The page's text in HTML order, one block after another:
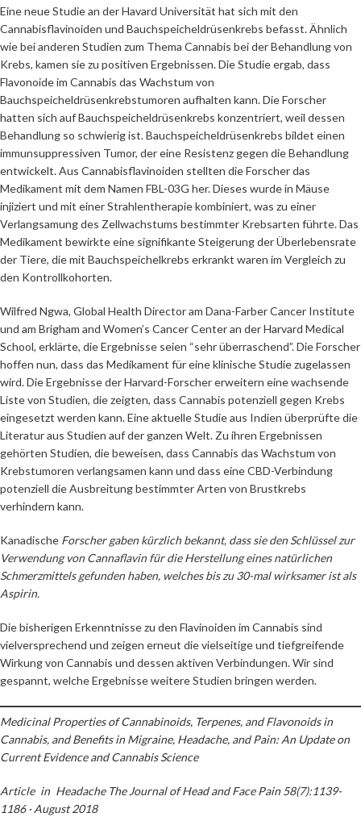
Eine neue Studie an der Havard Universität hat sich mit den
Cannabisflavinoiden und Bauchspeicheldrüsenkrebs befasst. Ähnlich
wie bei anderen Studien zum Thema Cannabis bei der Behandlung von
Krebs, kamen sie zu positiven Ergebnissen. Die Studie ergab, dass
Flavonoide im Cannabis das Wachstum von
Bauchspeicheldrüsenkrebstumoren aufhalten kann. Die Forscher
hatten sich auf Bauchspeicheldrüsenkrebs konzentriert, weil dessen
Behandlung so schwierig ist. Bauchspeicheldrüsenkrebs bildet einen
immunsuppressiven Tumor, der eine Resistenz gegen die Behandlung
entwickelt. Aus Cannabisflavinoiden stellten die Forscher das
Medikament mit dem Namen FBL-03G her. Dieses wurde in Mäuse
injiziert und mit einer Strahlentherapie kombiniert, was zu einer
Verlangsamung des Zellwachstums bestimmter Krebsarten führte. Das
Medikament bewirkte eine signifikante Steigerung der Überlebensrate
der Tiere, die mit Bauchspeichelkrebs erkrankt waren im Vergleich zu
den Kontrollkohorten.
Wilfred Ngwa, Global Health Director am Dana-Farber Cancer Institute
und am Brigham and Women’s Cancer Center an der Harvard Medical
School, erklärte, die Ergebnisse seien “sehr überraschend”. Die Forscher
hoffen nun, dass das Medikament für eine klinische Studie zugelassen
wird. Die Ergebnisse der Harvard-Forscher erweitern eine wachsende
Liste von Studien, die zeigten, dass Cannabis potenziell gegen Krebs
eingesetzt werden kann. Eine aktuelle Studie aus Indien überprüfte die
Literatur aus Studien auf der ganzen Welt. Zu ihren Ergebnissen
gehörten Studien, die beweisen, dass Cannabis das Wachstum von
Krebstumoren verlangsamen kann und dass eine CBD-Verbindung
potenziell die Ausbreitung bestimmter Arten von Brustkrebs
verhindern kann.
Kanadische Forscher gaben kürzlich bekannt, dass sie den Schlüssel zur
Verwendung von Cannaflavin für die Herstellung eines natürlichen
Schmerzmittels gefunden haben, welches bis zu 30-mal wirksamer ist als
Aspirin.
Die bisherigen Erkenntnisse zu den Flavinoiden im Cannabis sind
vielversprechend und zeigen erneut die vielseitige und tiefgreifende
Wirkung von Cannabis und dessen aktiven Verbindungen. Wir sind
gespannt, welche Ergebnisse weitere Studien bringen werden.
Medicinal Properties of Cannabinoids, Terpenes, and Flavonoids in
Cannabis, and Benefits in Migraine, Headache, and Pain: An Update on
Current Evidence and Cannabis Science
Article in Headache The Journal of Head and Face Pain 58(7):1139-
1186 · August 2018